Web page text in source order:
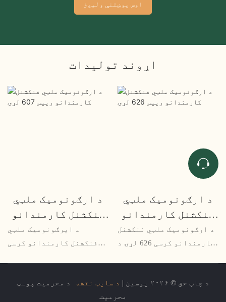
اوس پوښتنې ولیږئ
اړوند توليدات
د ارګونومیک ملټي
فنکشنل کارمندانو
رییس 607 لړۍ
د ایرګونومیک ملټي
فنکشنل کارمندانو کرسی
ایرګونومیک په پام کې
د ارګونومیک ملټي
فنکشنل کارمندانو
رییس 626 لړۍ
د ارګونومیک ملټي فنکشنل
کارمندانو کرسی 626 لړۍ د
ساعتونه تیروي. د ډیری
تنظیم وړ ځانګړتیاو سره،
د چاپ حق © ۲۰۲۶ یوسین | د سایټ نقشه
د محرمیت پوسټ
محرمیت